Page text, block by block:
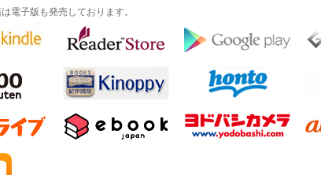
電子版も発売しております。